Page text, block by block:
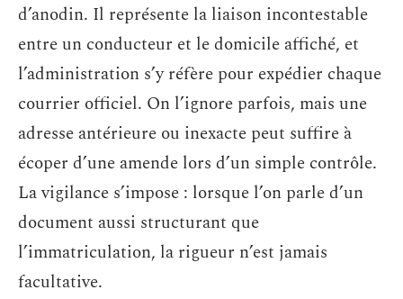
d’anodin. Il représente la liaison incontestable
entre un conducteur et le domicile affiché, et
l’administration s’y réfère pour expédier chaque
courrier officiel. On l’ignore parfois, mais une
adresse antérieure ou inexacte peut suffire à
écoper d’une amende lors d’un simple contrôle.
La vigilance s’impose : lorsque l’on parle d’un
document aussi structurant que
l’immatriculation, la rigueur n’est jamais
facultative.